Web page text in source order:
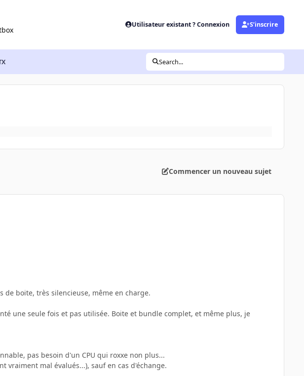
Utilisateur existant ? Connexion S’inscrire
Search...
Commencer un nouveau sujet
de boite, très silencieuse, même en charge.
une seule fois et pas utilisée. Boite et bundle complet, et même plus, je
pas besoin d'un CPU qui roxxe non plus...
vraiment mal évalués...), sauf en cas d'échange.